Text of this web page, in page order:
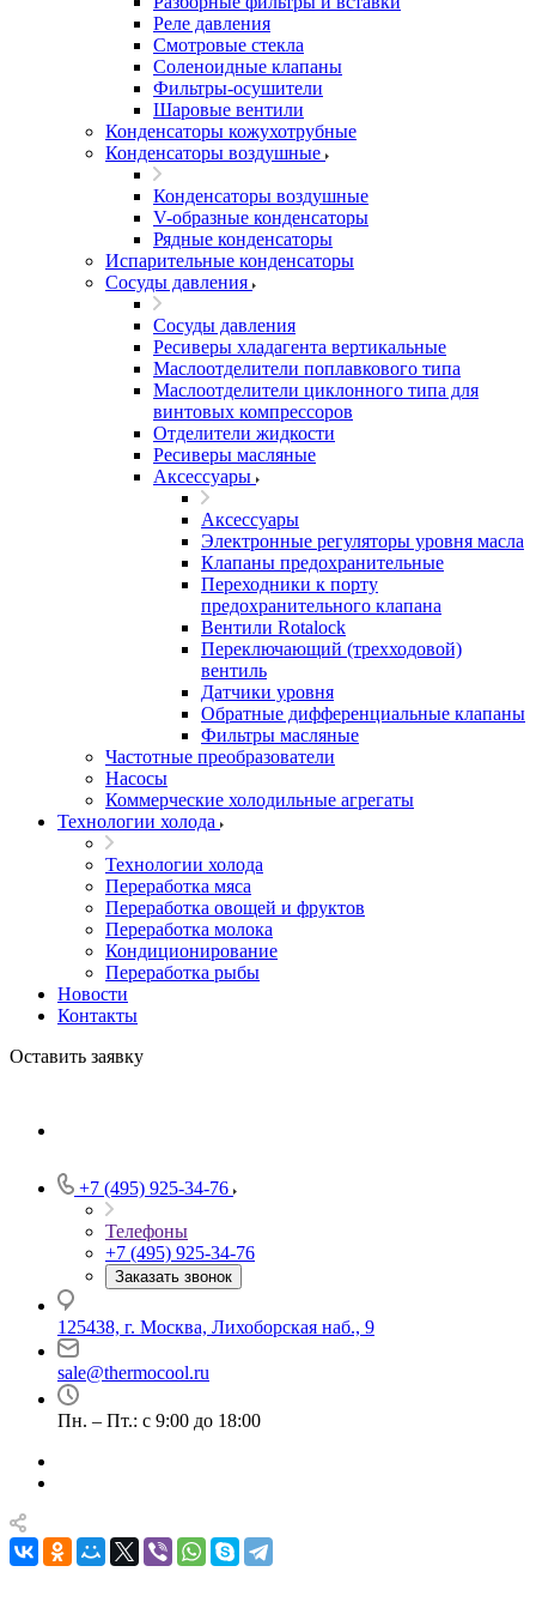
Реле давления
Смотровые стекла
Соленоидные клапаны
Фильтры-осушители
Шаровые вентили
Конденсаторы кожухотрубные
Конденсаторы воздушные
Конденсаторы воздушные
V-образные конденсаторы
Рядные конденсаторы
Испарительные конденсаторы
Сосуды давления
Сосуды давления
Ресиверы хладагента вертикальные
Маслоотделители поплавкового типа
Маслоотделители циклонного типа для
винтовых компрессоров
Отделители жидкости
Ресиверы масляные
Аксессуары
Аксессуары
Электронные регуляторы уровня масла
Клапаны предохранительные
Переходники к порту
предохранительного клапана
Вентили Rotalock
Переключающий (трехходовой)
вентиль
Датчики уровня
Обратные дифференциальные клапаны
Фильтры масляные
Частотные преобразователи
Насосы
Коммерческие холодильные агрегаты
Технологии холода
Технологии холода
Переработка мяса
Переработка овощей и фруктов
Переработка молока
Кондиционирование
Переработка рыбы
Новости
Контакты
Оставить заявку
+7 (495) 925-34-76
Телефоны
+7 (495) 925-34-76
Заказать звонок
125438, г. Москва, Лихоборская наб., 9
sale@thermocool.ru
Пн. – Пт.: с 9:00 до 18:00